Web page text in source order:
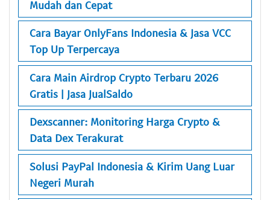
Mudah dan Cepat
Cara Bayar OnlyFans Indonesia & Jasa VCC
Top Up Terpercaya
Cara Main Airdrop Crypto Terbaru 2026
Gratis | Jasa JualSaldo
Dexscanner: Monitoring Harga Crypto &
Data Dex Terakurat
Solusi PayPal Indonesia & Kirim Uang Luar
Negeri Murah